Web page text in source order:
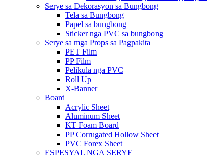
Serye sa Dekorasyon sa Bungbong
Tela sa Bungbong
Papel sa bungbong
Sticker nga PVC sa bungbong
Serye sa mga Props sa Pagpakita
PET Film
PP Film
Pelikula nga PVC
Roll Up
X-Banner
Board
Acrylic Sheet
Aluminum Sheet
KT Foam Board
PP Corrugated Hollow Sheet
PVC Forex Sheet
ESPESYAL NGA SERYE